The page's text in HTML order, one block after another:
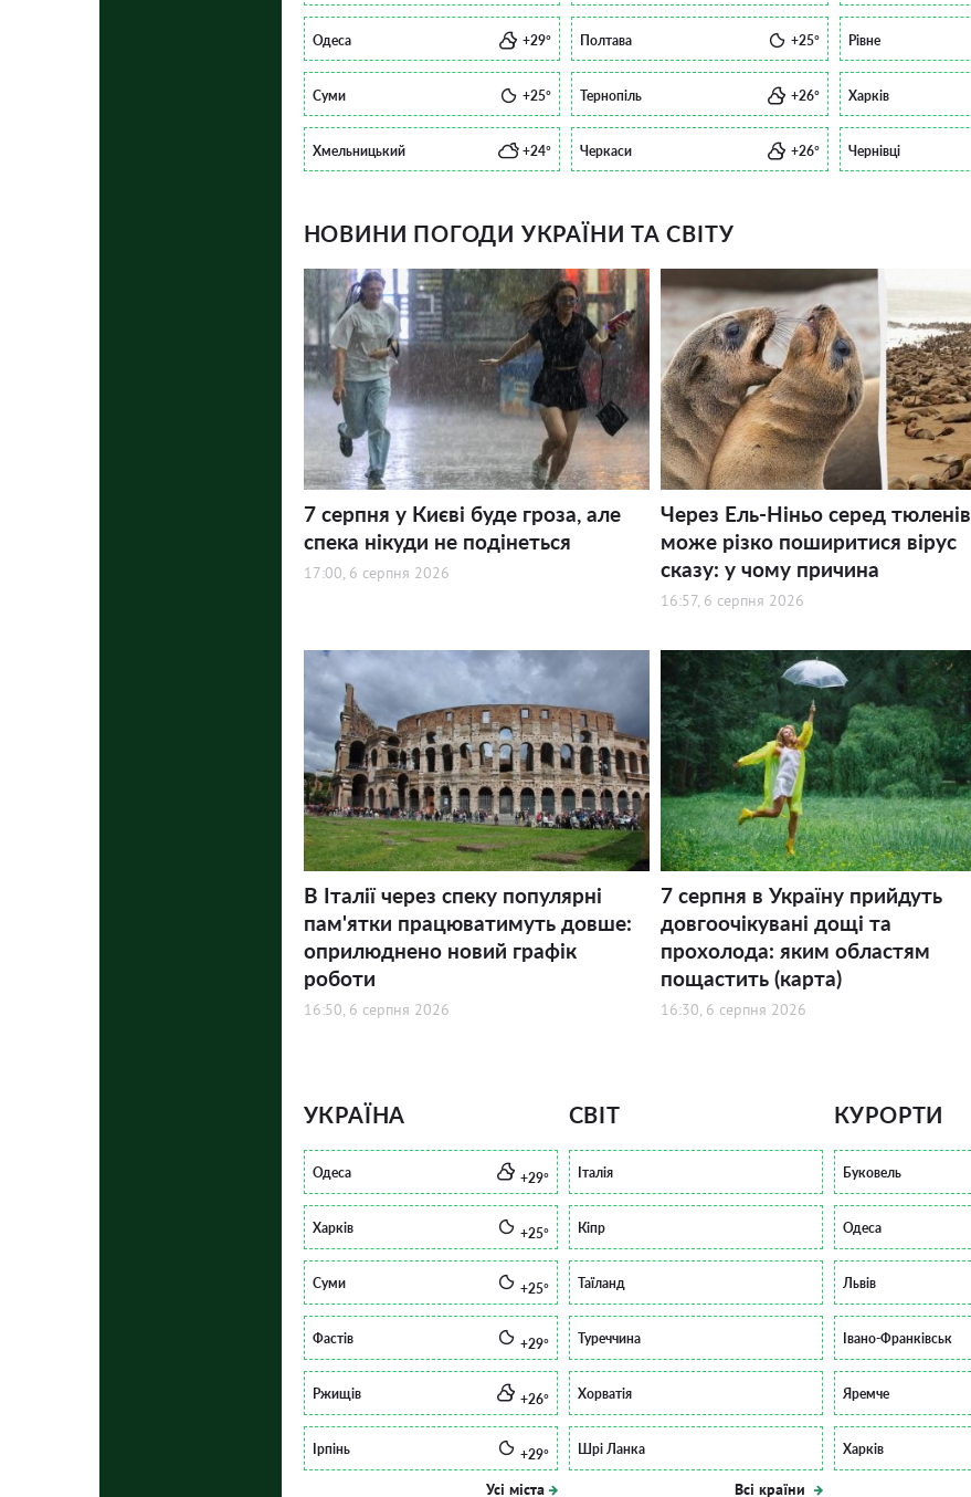
Одеса +29° Полтава +25° Рівне
Суми +25° Тернопіль +26° Харків
Хмельницький +24° Черкаси +26° Чернівці
НОВИНИ ПОГОДИ УКРАЇНИ ТА СВІТУ
7 серпня у Києві буде гроза, але
спека нікуди не подінеться
17:00, 6 серпня 2026
Через Ель-Ніньо серед тюленів
може різко поширитися вірус
сказу: у чому причина
16:57, 6 серпня 2026
В Італії через спеку популярні
пам'ятки працюватимуть довше:
оприлюднено новий графік
роботи
16:50, 6 серпня 2026
7 серпня в Україну прийдуть
довгоочікувані дощі та
прохолода: яким областям
пощастить (карта)
16:30, 6 серпня 2026
УКРАЇНА
Одеса +29°
Харків +25°
Суми +25°
Фастів +29°
Ржищів +26°
Ірпінь +29°
Усі міста
СВІТ
Італія
Кіпр
Таїланд
Туреччина
Хорватія
Шрі Ланка
Всі країни
КУРОРТИ
Буковель
Одеса
Львів
Івано-Франківськ
Яремче
Харків